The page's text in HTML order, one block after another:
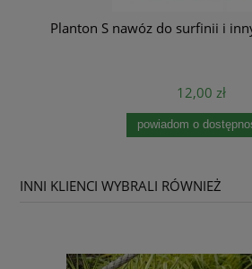
Planton S nawóz do surfinii i
12,00 zł
powiadom o
INNI KLIENCI WYBRALI RÓWNIEŻ